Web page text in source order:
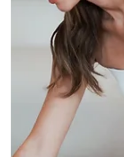
Tag der offenen zur
Pilates in Telgte
Du bist eingeladen das neue
erkunden! Komm vorbei für ein
Sekt!